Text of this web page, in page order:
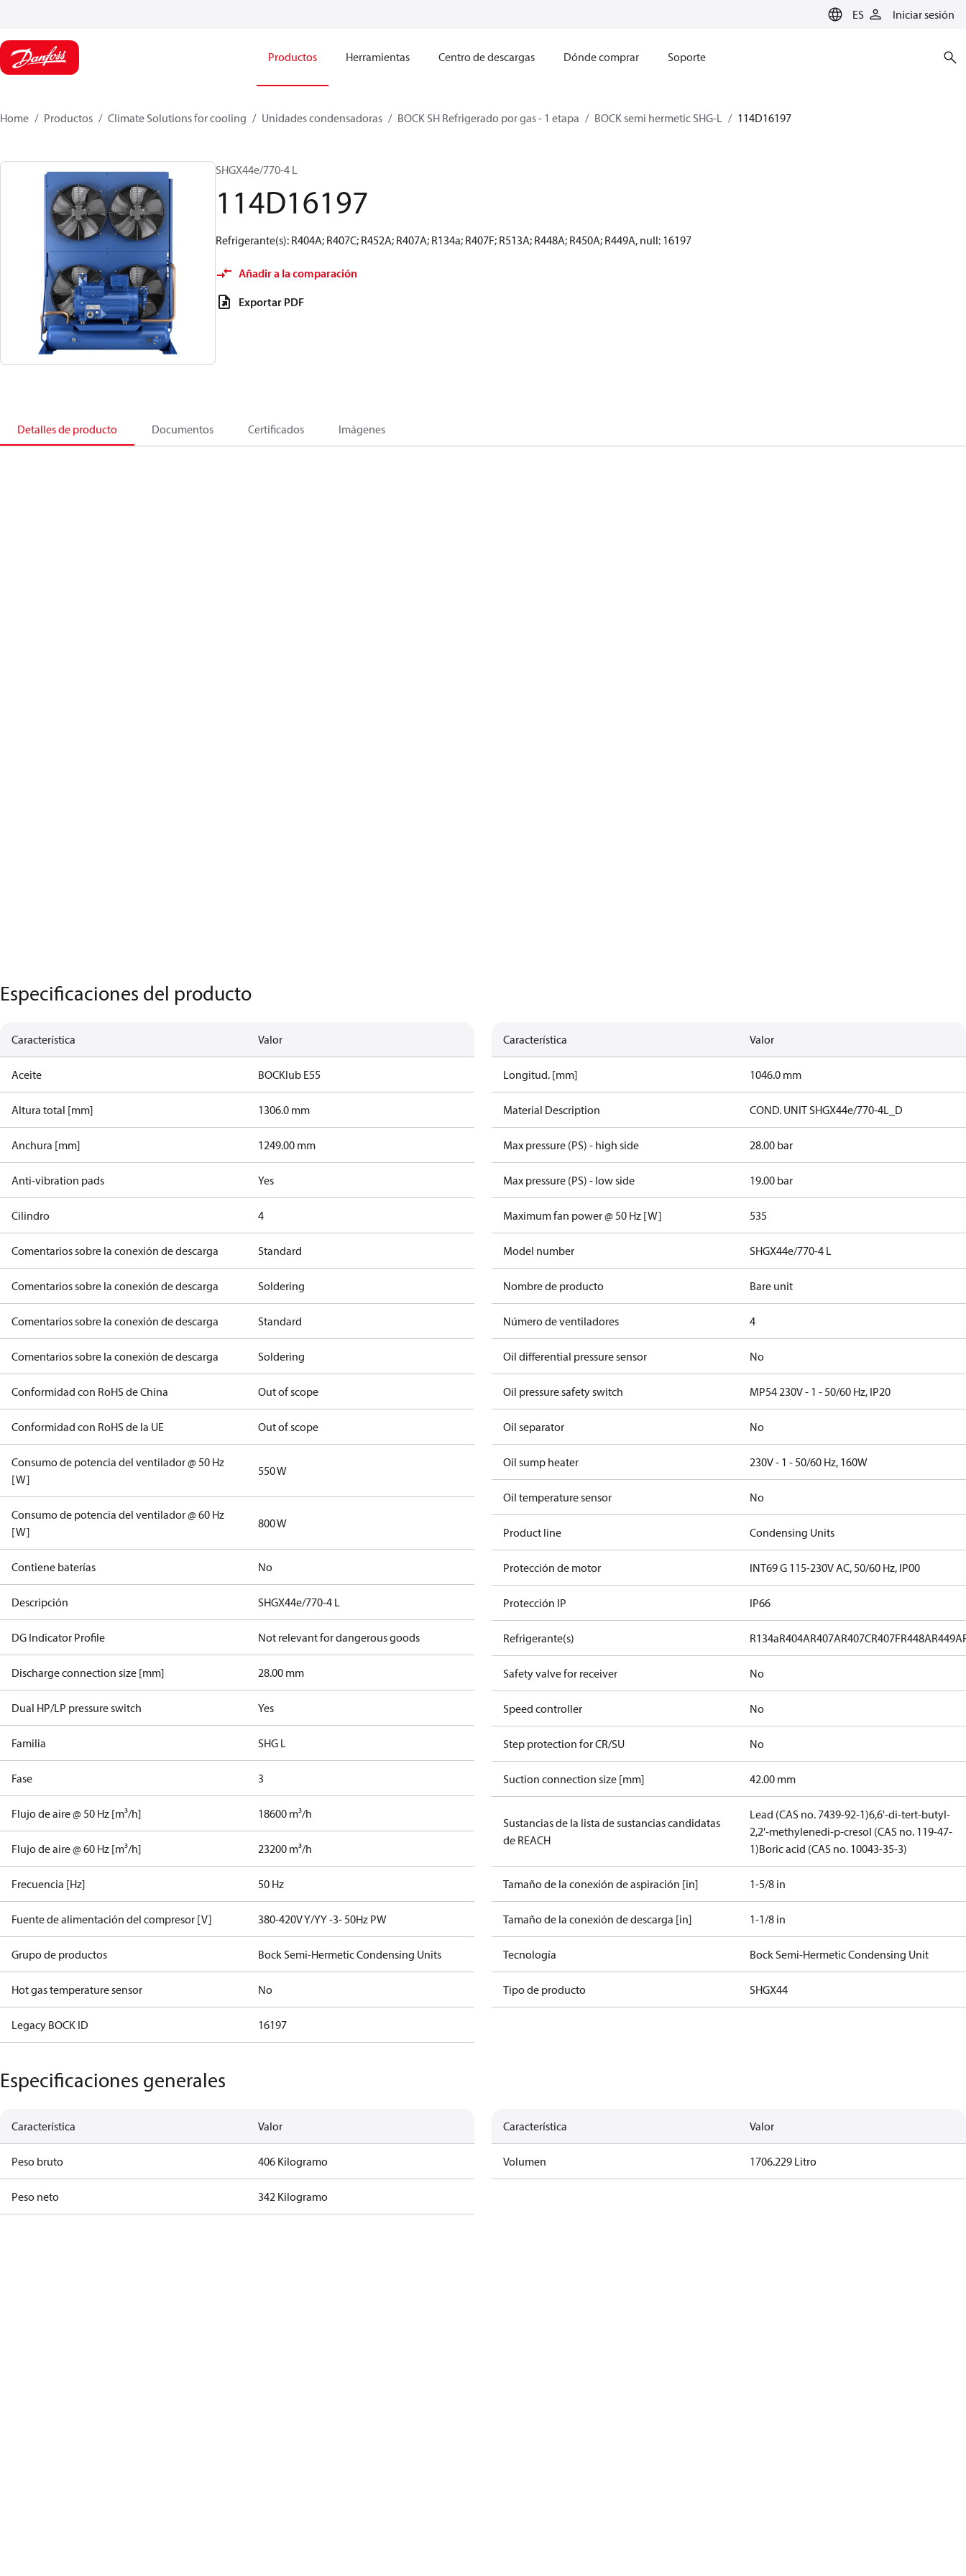
ES Iniciar sesión
Productos Herramientas Centro de descargas Dónde comprar Soporte
Home Productos Climate Solutions for cooling Unidades condensadoras BOCK SH Refrigerado por gas - 1 etapa BOCK semi hermetic SHG-L 114D16197
SHGX44e/770-4 L
114D16197
Refrigerante(s): R404A; R407C; R452A; R407A; R134a; R407F; R513A; R448A; R450A; R449A, null: 16197
Añadir a la comparación
Exportar PDF
Detalles de producto Documentos Certificados Imágenes
Especificaciones del producto
Característica Valor
Aceite BOCKlub E55
Altura total [mm] 1306.0 mm
Anchura [mm] 1249.00 mm
Anti-vibration pads Yes
Cilindro 4
Comentarios sobre la conexión de descarga Standard
Comentarios sobre la conexión de descarga Soldering
Comentarios sobre la conexión de descarga Standard
Comentarios sobre la conexión de descarga Soldering
Conformidad con RoHS de China Out of scope
Conformidad con RoHS de la UE Out of scope
Consumo de potencia del ventilador @ 50 Hz
[W]
550 W
Consumo de potencia del ventilador @ 60 Hz
[W]
800 W
Contiene baterías No
Descripción SHGX44e/770-4 L
DG Indicator Profile Not relevant for dangerous goods
Discharge connection size [mm] 28.00 mm
Dual HP/LP pressure switch Yes
Familia SHG L
Fase 3
Flujo de aire @ 50 Hz [m³/h] 18600 m³/h
Flujo de aire @ 60 Hz [m³/h] 23200 m³/h
Frecuencia [Hz] 50 Hz
Fuente de alimentación del compresor [V] 380-420V Y/YY -3- 50Hz PW
Grupo de productos Bock Semi-Hermetic Condensing Units
Hot gas temperature sensor No
Legacy BOCK ID 16197
Característica Valor
Longitud. [mm] 1046.0 mm
Material Description COND. UNIT SHGX44e/770-4L_D
Max pressure (PS) - high side 28.00 bar
Max pressure (PS) - low side 19.00 bar
Maximum fan power @ 50 Hz [W] 535
Model number SHGX44e/770-4 L
Nombre de producto Bare unit
Número de ventiladores 4
Oil differential pressure sensor No
Oil pressure safety switch MP54 230V - 1 - 50/60 Hz, IP20
Oil separator No
Oil sump heater 230V - 1 - 50/60 Hz, 160W
Oil temperature sensor No
Product line Condensing Units
Protección de motor INT69 G 115-230V AC, 50/60 Hz, IP00
Protección IP IP66
Refrigerante(s) R134aR404AR407AR407CR407FR448AR449A
Safety valve for receiver No
Speed controller No
Step protection for CR/SU No
Suction connection size [mm] 42.00 mm
Sustancias de la lista de sustancias candidatas
de REACH
Lead (CAS no. 7439-92-1)6,6'-di-tert-butyl-
2,2'-methylenedi-p-cresol (CAS no. 119-47-
1)Boric acid (CAS no. 10043-35-3)
Tamaño de la conexión de aspiración [in] 1-5/8 in
Tamaño de la conexión de descarga [in] 1-1/8 in
Tecnología Bock Semi-Hermetic Condensing Unit
Tipo de producto SHGX44
Especificaciones generales
Característica Valor
Peso bruto 406 Kilogramo
Peso neto 342 Kilogramo
Característica Valor
Volumen 1706.229 Litro